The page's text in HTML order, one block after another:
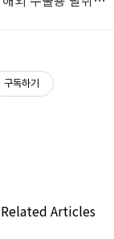
구독하기
Related Articles